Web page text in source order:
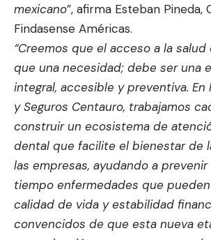
mexicano”, afirma Esteban Pineda,
Findasense Américas.
“Creemos que el acceso a la
que una necesidad; debe ser una
integral, accesible y preventiva. En
y Seguros Centauro, trabajamos
construir un ecosistema de
dental que facilite el bienestar de
las empresas, ayudando a
tiempo enfermedades que
calidad de vida y estabilidad
convencidos de que esta nueva